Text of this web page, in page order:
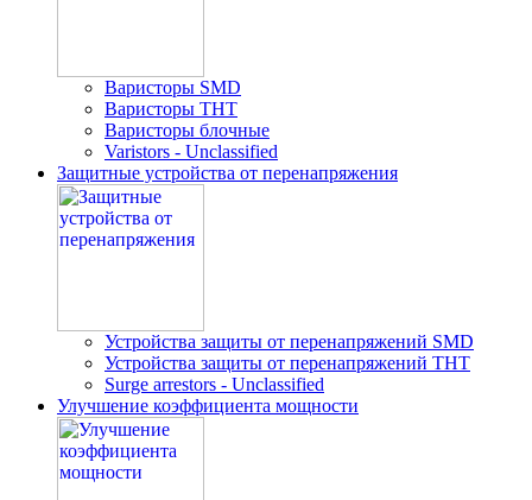
Варисторы SMD
Варисторы THT
Варисторы блочные
Varistors - Unclassified
Защитные устройства от перенапряжения
Устройства защиты от перенапряжений SMD
Устройства защиты от перенапряжений THT
Surge arrestors - Unclassified
Улучшение коэффициента мощности